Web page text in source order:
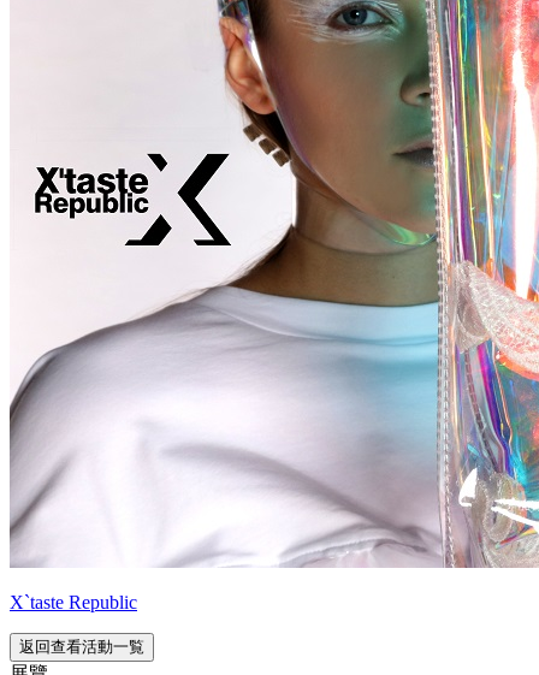
X`taste Republic
返回查看活動一覧